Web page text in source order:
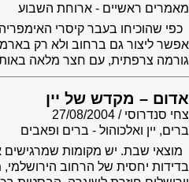
מאמרים ראשיים - ארוחת השבוע
כפי שהוכיחו בעבר קיסרי
אפשר ליצור גם ברחוב ולא רק
גורמה צרפתית, עם חצר מלאה
אדום – מקדש של יין
צחי סנדרוסי
27/08/2004
ברים, יין ואלכוהול - ברים ופאבים
מוצאי שבת. יש מקומות שמרגישים
בדידות יחסית של הרחוב